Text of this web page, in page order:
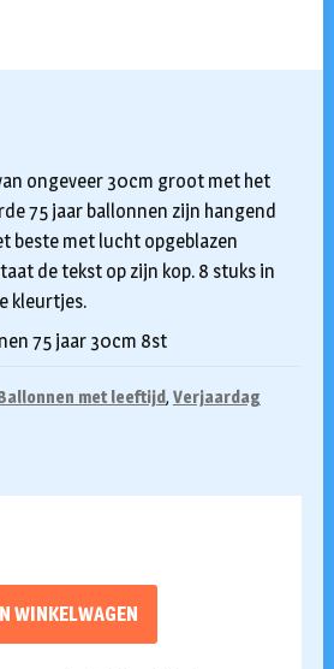
ongeveer 30cm groot met het
75 jaar ballonnen zijn hangend
beste met lucht opgeblazen
de tekst op zijn kop. 8 stuks in
kleurtjes.
75 jaar 30cm 8st
met leeftijd, Verjaardag
WINKELWAGEN